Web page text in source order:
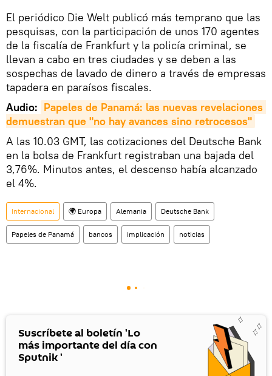
​El periódico Die Welt publicó más temprano que las
pesquisas, con la participación de unos 170 agentes
de la fiscalía de Frankfurt y la policía criminal, se
llevan a cabo en tres ciudades y se deben a las
sospechas de lavado de dinero a través de empresas
tapadera en paraísos fiscales.
Audio: Papeles de Panamá: las nuevas revelaciones
demuestran que "no hay avances sino retrocesos"
A las 10.03 GMT, las cotizaciones del Deutsche Bank
en la bolsa de Frankfurt registraban una bajada del
3,76%. Minutos antes, el descenso había alcanzado
el 4%.
Internacional 🌍 Europa Alemania Deutsche Bank
Papeles de Panamá bancos implicación noticias
Suscríbete al boletín 'Lo
más importante del día con
Sputnik '